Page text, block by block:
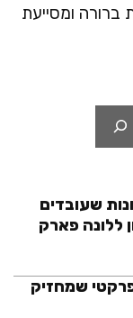
ברורה ומסייעת
שעובדים
ללונה פארק
שמחזיק